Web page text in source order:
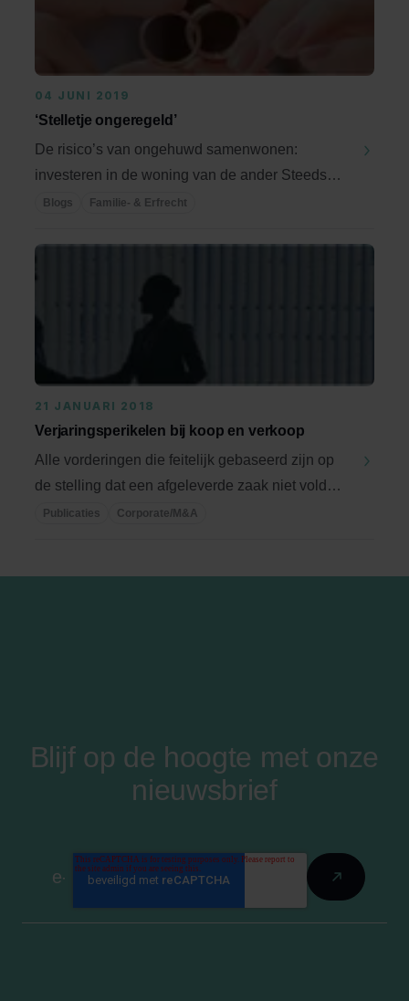
04 JUNI 2019
‘Stelletje ongeregeld’
De risico’s van ongehuwd samenwonen:
investeren in de woning van de ander Steeds
vaker gaan stellen ...
Blogs Familie- & Erfrecht
21 JANUARI 2018
Verjaringsperikelen bij koop en verkoop
Alle vorderingen die feitelijk gebaseerd zijn op
de stelling dat een afgeleverde zaak niet voldoet
...Publicaties Corporate/M&A
Blijf op de hoogte met onze
nieuwsbrief